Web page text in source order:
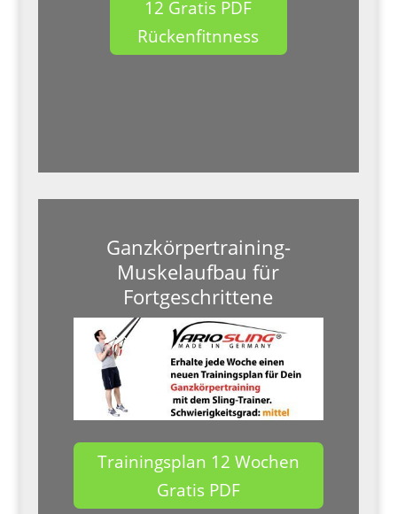
12 Gratis PDF
Rückenfitnness
Ganzkörpertraining-
Muskelaufbau für
Fortgeschrittene
Trainingsplan 12 Wochen
Gratis PDF